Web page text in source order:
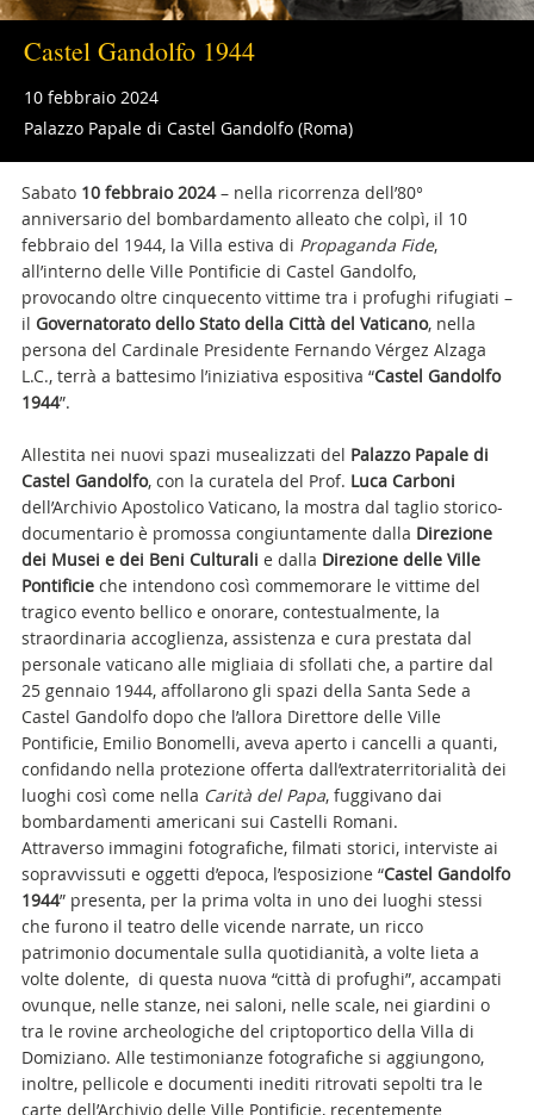
Castel Gandolfo 1944
10 febbraio 2024
Palazzo Papale di Castel Gandolfo (Roma)
Sabato 10 febbraio 2024– nella ricorrenza dell’80°
anniversario del bombardamento alleato che colpì, il 10
febbraio del 1944, la Villa estiva di Propaganda Fide,
all’interno delle Ville Pontificie di Castel Gandolfo,
provocando oltre cinquecento vittime tra i profughi rifugiati –
il Governatorato dello Stato della Città del Vaticano, nella
persona del Cardinale Presidente Fernando Vérgez Alzaga
L.C., terrà a battesimo l’iniziativa espositiva “Castel Gandolfo
1944”.
Allestita nei nuovi spazi musealizzati del Palazzo Papale di
Castel Gandolfo, con la curatela del Prof. Luca Carboni
dell’Archivio Apostolico Vaticano, la mostra dal taglio storico-
documentario è promossa congiuntamente dalla Direzione
dei Musei e dei Beni Culturali e dalla Direzione delle Ville
Pontificieche intendono così commemorare le vittime del
tragico evento bellico e onorare, contestualmente, la
straordinaria accoglienza, assistenza e cura prestata dal
personale vaticano alle migliaia di sfollati che, a partire dal
25 gennaio 1944, affollarono gli spazi della Santa Sede a
Castel Gandolfo dopo che l’allora Direttore delle Ville
Pontificie, Emilio Bonomelli, aveva aperto i cancelli a quanti,
confidando nella protezione offerta dall’extraterritorialità dei
luoghi così come nella Carità del Papa, fuggivano dai
bombardamenti americani sui Castelli Romani.
Attraverso immagini fotografiche, filmati storici, interviste ai
sopravvissuti e oggetti d’epoca, l’esposizione “Castel Gandolfo
1944” presenta, per la prima volta in uno dei luoghi stessi
che furono il teatro delle vicende narrate, un ricco
patrimonio documentale sulla quotidianità, a volte lieta a
volte dolente, di questa nuova “città di profughi”, accampati
ovunque, nelle stanze, nei saloni, nelle scale, nei giardini o
tra le rovine archeologiche del criptoportico della Villa di
Domiziano. Alle testimonianze fotografiche si aggiungono,
inoltre, pellicole e documenti inediti ritrovati sepolti tra le
carte dell’Archivio delle Ville Pontificie, recentemente